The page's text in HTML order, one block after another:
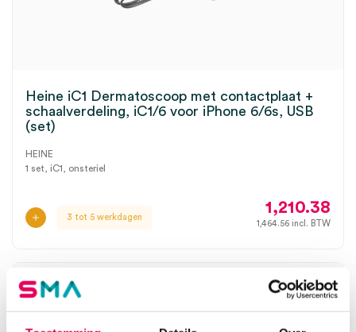
Heine iC1 Dermatoscoop met contactplaat +
schaalverdeling, iC1/6 voor iPhone 6/6s, USB
(set)
HEINE
1 set, iC1, onsteriel
3 tot 5 werkdagen
1,210.38
1,464.56 incl. BTW